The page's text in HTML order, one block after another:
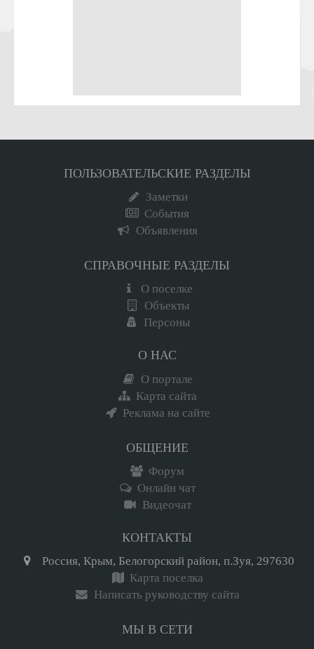
ПОЛЬЗОВАТЕЛЬСКИЕ РАЗДЕЛЫ
Заметки
События
Объявления
СПРАВОЧНЫЕ РАЗДЕЛЫ
О поселке
Объекты
Персоны
О НАС
О портале
Карта сайта
Реклама на сайте
ОБЩЕНИЕ
Форум
Онлайн чат
Видеочат
КОНТАКТЫ
Россия, Крым, Белогорский район, п.Зуя, 297630
Карта поселка
Написать руководству сайта
МЫ В СЕТИ